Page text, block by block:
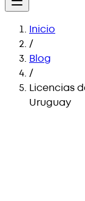
Inicio
/
Blog
/
Licencias
Uruguay